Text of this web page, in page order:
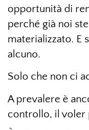
opportunità di
perché già noi
materializzato. E
alcuno.
Solo che non ci
A prevalere è
controllo, il voler